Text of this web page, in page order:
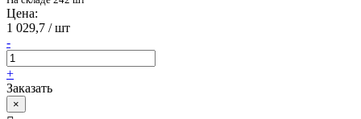
Цена:
1 029,7 / шт
-
+
Заказать
×